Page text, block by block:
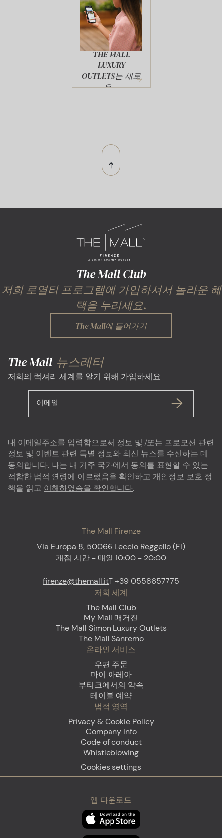
THE MALL
LUXURY
OUTLETS는 새로
운...
The Mall Club
저희 로열티 프로그램에 가입하셔서 놀라운 혜
택을 누리세요.
The Mall에 들어가기
The Mall 뉴스레터
저희의 럭셔리 세계를 알기 위해 가입하세요
이메일
내 이메일주소를 입력함으로써 정보 및 /또는 프로모션 관련
정보 및 이벤트 관련 특별 정보와 최신 뉴스를 수신하는 데
동의합니다. 나는 내 거주 국가에서 동의를 표현할 수 있는
적합한 법적 연령에 이르렀음을 확인하고 개인정보 보호 정
책을 읽고 이해하였슴을 확인합니다.
The Mall Firenze
Via Europa 8, 50066 Leccio Reggello (FI)
개점 시간 - 매일 10:00 - 20:00
firenze@themall.itT +39 0558657775
저희 세계
The Mall Club
My Mall 매거진
The Mall Simon Luxury Outlets
The Mall Sanremo
온라인 서비스
우편 주문
마이 아레아
부티크에서의 약속
테이블 예약
법적 영역
Privacy & Cookie Policy
Company Info
Code of conduct
Whistleblowing
Cookies settings
앱 다운로드